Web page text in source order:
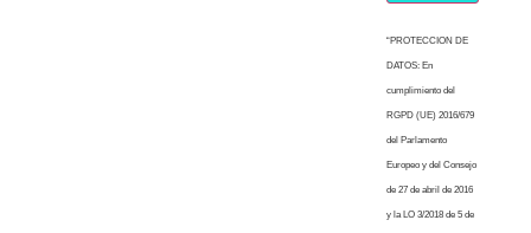
“PROTECCION DE
DATOS: En
cumplimiento del
RGPD (UE) 2016/679
del Parlamento
Europeo y del Consejo
de 27 de abril de 2016
y la LO 3/2018 de 5 de